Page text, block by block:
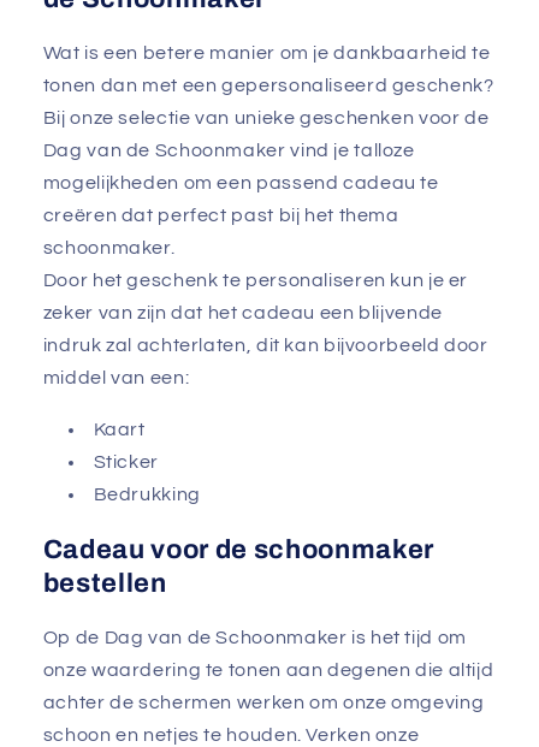
Wat is een betere manier om je dankbaarheid te
tonen dan met een gepersonaliseerd geschenk?
Bij onze selectie van unieke geschenken voor de
Dag van de Schoonmaker vind je talloze
mogelijkheden om een passend cadeau te
creëren dat perfect past bij het thema
schoonmaker.
Door het geschenk te personaliseren kun je er
zeker van zijn dat het cadeau een blijvende
indruk zal achterlaten, dit kan bijvoorbeeld door
middel van een:
Kaart
Sticker
Bedrukking
Cadeau voor de schoonmaker
bestellen
Op de Dag van de Schoonmaker is het tijd om
onze waardering te tonen aan degenen die altijd
achter de schermen werken om onze omgeving
schoon en netjes te houden. Verken onze